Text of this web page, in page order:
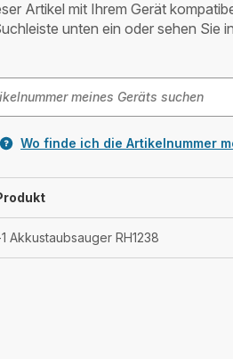
Artikel mit Ihrem Gerät
unten ein oder sehen Sie
Wo finde ich die Artikelnummer
Akkustaubsauger RH1238